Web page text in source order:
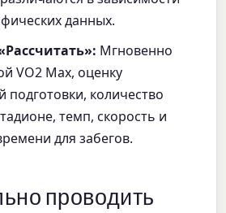
данных.
Мгновенно
VO2 Max, оценку
подготовки, количество
темп, скорость и
для забегов.
проводить